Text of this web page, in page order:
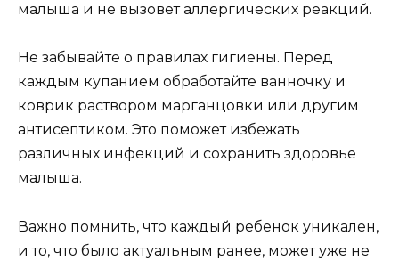
малыша и не вызовет аллергических реакций.
Не забывайте о правилах гигиены. Перед
каждым купанием обработайте ванночку и
коврик раствором марганцовки или другим
антисептиком. Это поможет избежать
различных инфекций и сохранить здоровье
малыша.
Важно помнить, что каждый ребенок уникален,
и то, что было актуальным ранее, может уже не